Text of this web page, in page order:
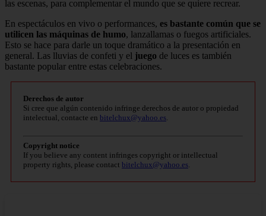
las escenas, para complementar el mundo que se quiere recrear.
En espectáculos en vivo o performances, es bastante común que se
utilicen las máquinas de humo, lanzallamas o fuegos artificiales.
Esto se hace para darle un toque dramático a la presentación en
general. Las lluvias de confeti y el juego de luces es también
bastante popular entre estas celebraciones.
Derechos de autor
Si cree que algún contenido infringe derechos de autor o propiedad
intelectual, contacte en bitelchux@yahoo.es
Copyright notice
If you believe any content infringes copyright or intellectual
property rights, please contact bitelchux@yahoo.es